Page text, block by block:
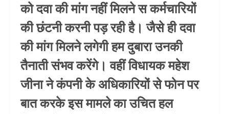
को दवा की मांग नहीं मिलने स कर्मचारियों
की छंटनी करनी पड़ रही है। जैसे ही दवा
की मांग मिलने लगेगी हम दुबारा उनकी
तैनाती संभव करेंगे। वहीं विधायक महेश
जीना ने कंपनी के अधिकारियों से फोन पर
बात करके इस मामले का उचित हल